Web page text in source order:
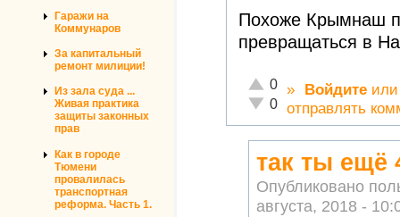
Гаражи на
Коммунаров
За капитальный
ремонт милиции!
Из зала суда ...
Живая практика
защиты законных
прав
Как в городе
Тюмени
провалилась
транспортная
реформа. Часть 1.
Похоже Крымнаш
превращаться в
Отлично!
0
Неадекватно!
0
» Войдите
отправлять
так ты ещё
Опубликовано
августа, 2018 -